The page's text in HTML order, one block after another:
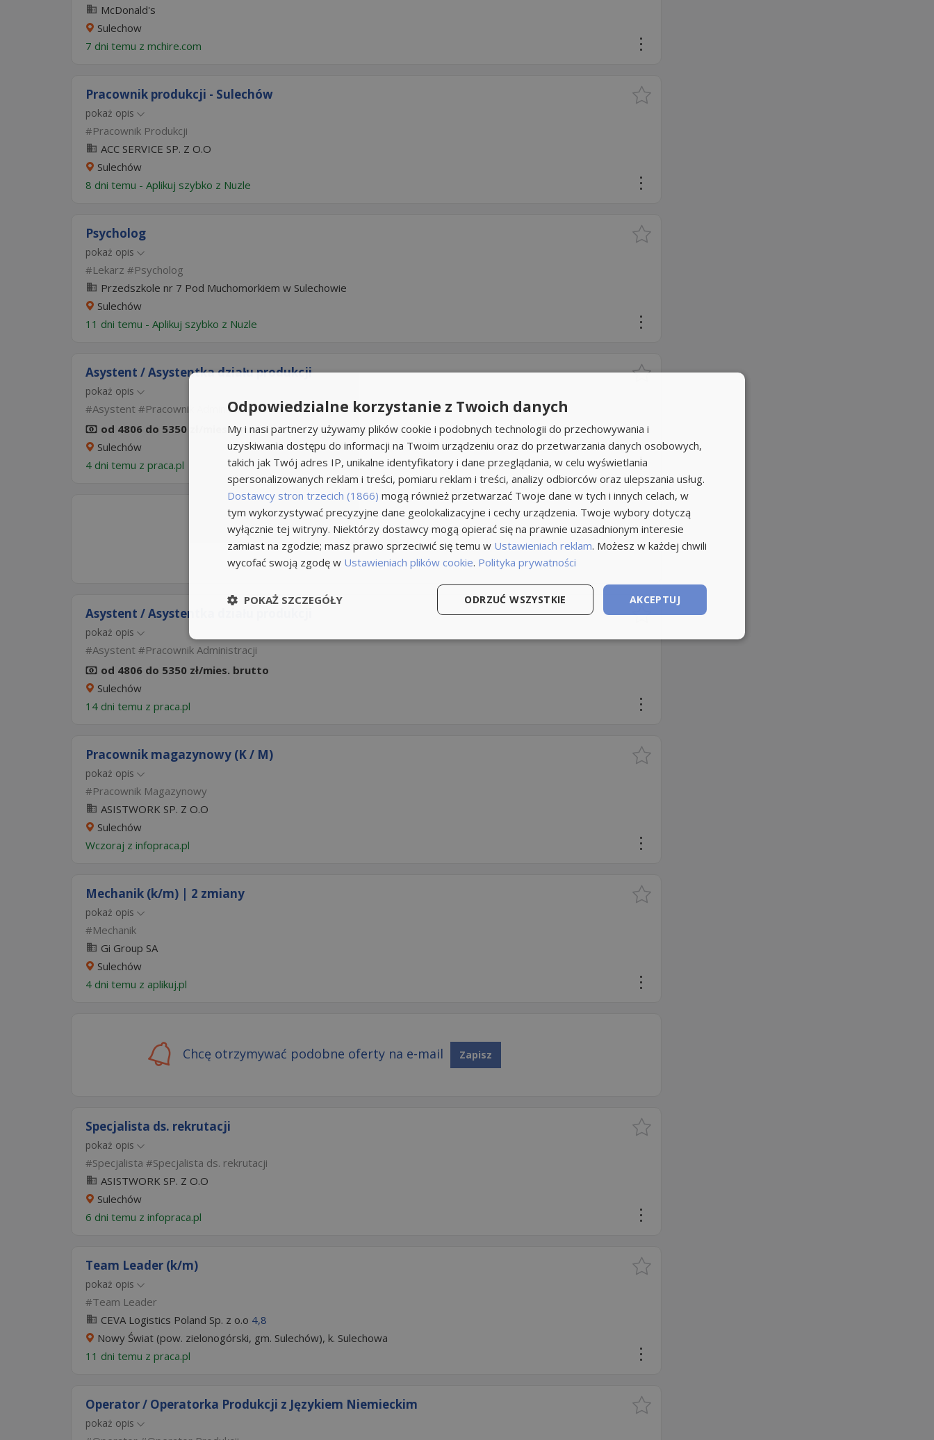
McDonald's
Sulechow
7 dni temu z mchire.com
Pracownik produkcji - Sulechów
pokaż opis
Pracownik Produkcji
ACC SERVICE SP. Z O.O
Sulechów
8 dni temu - Aplikuj szybko z Nuzle
Psycholog
pokaż opis
Lekarz
Psycholog
Przedszkole nr 7 Pod Muchomorkiem w Sulechowie
Sulechów
11 dni temu - Aplikuj szybko z Nuzle
Asystent / Asystentka działu produkcji
pokaż opis
Asystent
Pracownik Administracji
od 4806 do 5350 zł/mies. brutto
Sulechów
4 dni temu z praca.pl
Asystent / Asystentka działu produkcji
pokaż opis
Asystent
Pracownik Administracji
od 4806 do 5350 zł/mies. brutto
Sulechów
14 dni temu z praca.pl
Pracownik magazynowy (K / M)
pokaż opis
Pracownik Magazynowy
ASISTWORK SP. Z O.O
Sulechów
Wczoraj z infopraca.pl
Mechanik (k/m) | 2 zmiany
pokaż opis
Mechanik
Gi Group SA
Sulechów
4 dni temu z aplikuj.pl
Chcę otrzymywać podobne oferty na e-mail Zapisz
Specjalista ds. rekrutacji
pokaż opis
Specjalista
Specjalista ds. rekrutacji
ASISTWORK SP. Z O.O
Sulechów
6 dni temu z infopraca.pl
Team Leader (k/m)
pokaż opis
Team Leader
CEVA Logistics Poland Sp. z o.o 4,8
Nowy Świat (pow. zielonogórski, gm. Sulechów), k. Sulechowa
11 dni temu z praca.pl
Operator / Operatorka Produkcji z Językiem Niemieckim
pokaż opis
Odpowiedzialne korzystanie z Twoich danych
My i nasi partnerzy używamy plików cookie i podobnych technologii do przechowywania i
uzyskiwania dostępu do informacji na Twoim urządzeniu oraz do przetwarzania danych osobowych,
takich jak Twój adres IP, unikalne identyfikatory i dane przeglądania, w celu wyświetlania
spersonalizowanych reklam i treści, pomiaru reklam i treści, analizy odbiorców oraz ulepszania usług.
Dostawcy stron trzecich (1866) mogą również przetwarzać Twoje dane w tych i innych celach, w
tym wykorzystywać precyzyjne dane geolokalizacyjne i cechy urządzenia. Twoje wybory dotyczą
wyłącznie tej witryny. Niektórzy dostawcy mogą opierać się na prawnie uzasadnionym interesie
zamiast na zgodzie; masz prawo sprzeciwić się temu w Ustawieniach reklam. Możesz w każdej chwili
wycofać swoją zgodę w Ustawieniach plików cookie. Polityka prywatności
AKCEPTUJ
ODRZUĆ WSZYSTKIE
POKAŻ SZCZEGÓŁY